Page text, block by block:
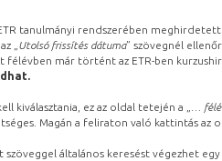
tanulmányi rendszerében
„ Utolsó frissítés dátuma” szövegnél
félévben már történt az ETR-ben
kiválasztania, ez az oldal tetején a „
…
Magán a feliraton való kattintás az
szöveggel általános keresést végezhet